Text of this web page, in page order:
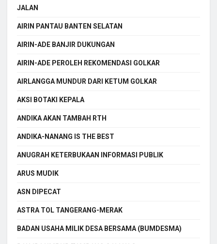
JALAN
AIRIN PANTAU BANTEN SELATAN
AIRIN-ADE BANJIR DUKUNGAN
AIRIN-ADE PEROLEH REKOMENDASI GOLKAR
AIRLANGGA MUNDUR DARI KETUM GOLKAR
AKSI BOTAKI KEPALA
ANDIKA AKAN TAMBAH RTH
ANDIKA-NANANG IS THE BEST
ANUGRAH KETERBUKAAN INFORMASI PUBLIK
ARUS MUDIK
ASN DIPECAT
ASTRA TOL TANGERANG-MERAK
BADAN USAHA MILIK DESA BERSAMA (BUMDESMA)